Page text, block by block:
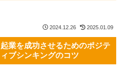
2024.12.26 2025.01.09
起業を成功させるためのポジテ
ィブシンキングのコツ